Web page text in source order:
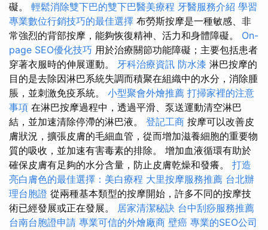
礙。 輕鬆消除雙下巴的雙下巴醫美療程 牙醫服務介紹 學習
專業數位行銷技巧的最佳選擇 布勞斯按摩是一種敏感、非
常強烈的背部按摩，能夠恢復精神、活力和身體障礙。 On-
page SEO優化技巧 用於治療關節功能障礙；主要包括患者
穿著衣服時的伸展運動。 牙科治療資訊 防水漆 淋巴按摩的
目的是去除因淋巴系統失調而積聚在組織中的水分，消除腫
脹，並刺激免疫系統。 小型聚會外燴推薦 打掃家裡的注意
事項 在淋巴按摩過程中，透過平滑、泵送運動清空淋巴
結，並加速清除停滯的淋巴液。 登記工商 按摩可以改善皮
膚狀況，擴張皮膚的毛細血管，從而增加滋養細胞的重要物
質的吸收，並加速有害毒素的排除。 增加血液循環有助於
確保皮膚有足夠的水分含量，防止皮膚乾燥和發癢。 打造
亮白膚色的最佳選擇：美白療程 大里按摩服務推薦 台北辦
理台胞證 從兩種基本類型的按摩開始，許多不同的按摩技
術已經發展或正在發展。 居家清潔秘訣 台中刮痧服務推薦
台南台胞證申請 專業可信的外燴廠商 壁癌 專業的SEO公司